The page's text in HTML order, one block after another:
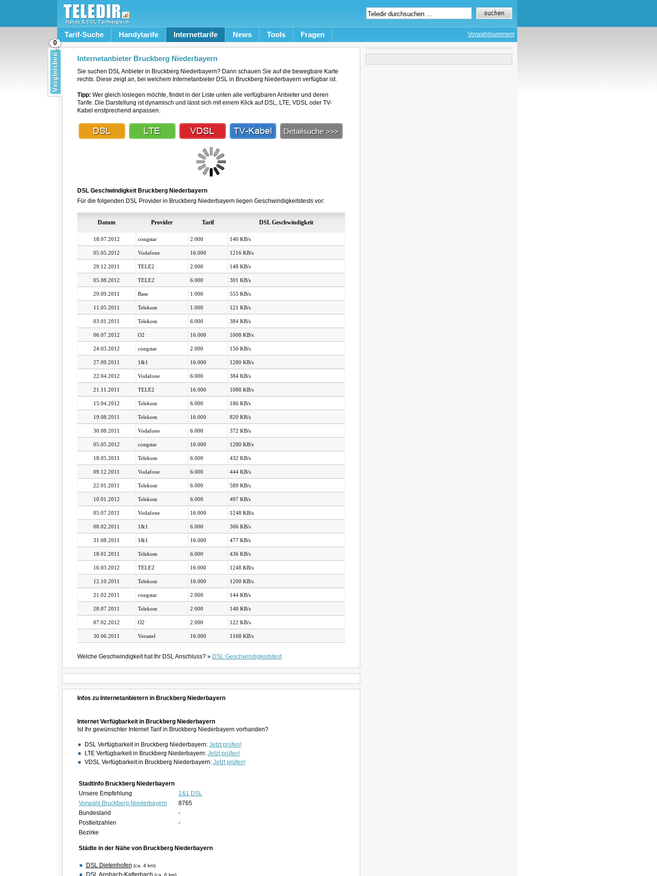
Tarif-Suche Handytarife Internettarife News Tools Fragen Vorwahlnummern
Internetanbieter Bruckberg Niederbayern
Sie suchen DSL Anbieter in Bruckberg Niederbayern? Dann schauen Sie auf die bewegbare Karte
rechts. Diese zeigt an, bei welchem Internetanbieter DSL in Bruckberg Niederbayern verfügbar ist.
Tipp: Wer gleich loslegen möchte, findet in der Liste unten alle verfügbaren Anbieter und deren
Tarife. Die Darstellung ist dynamisch und lässt sich mit einem Klick auf DSL, LTE, VDSL oder TV-
Kabel enstprechend anpassen.
DSL Geschwindigkeit Bruckberg Niederbayern
Für die folgenden DSL Provider in Bruckberg Niederbayern liegen Geschwindigkeitstests vor:
Datum Provider Tarif DSL Geschwindigkeit
18.07.2012 congstar 2.000 140 KB/s
05.05.2012 Vodafone 16.000 1216 KB/s
29.12.2011 TELE2 2.000 148 KB/s
05.08.2012 TELE2 6.000 301 KB/s
29.09.2011 Base 1.000 555 KB/s
11.05.2011 Telekom 1.000 121 KB/s
03.01.2011 Telekom 6.000 384 KB/s
06.07.2012 O2 16.000 1008 KB/s
24.03.2012 congstar 2.000 150 KB/s
27.09.2011 1&1 16.000 1280 KB/s
22.04.2012 Vodafone 6.000 384 KB/s
21.11.2011 TELE2 16.000 1088 KB/s
15.04.2012 Telekom 6.000 186 KB/s
19.08.2011 Telekom 16.000 820 KB/s
30.08.2011 Vodafone 6.000 372 KB/s
05.05.2012 congstar 16.000 1280 KB/s
18.05.2011 Telekom 6.000 432 KB/s
09.12.2011 Vodafone 6.000 444 KB/s
22.01.2011 Telekom 6.000 589 KB/s
10.01.2012 Telekom 6.000 497 KB/s
05.07.2011 Vodafone 16.000 1248 KB/s
08.02.2011 1&1 6.000 366 KB/s
31.08.2011 1&1 16.000 477 KB/s
18.01.2011 Telekom 6.000 436 KB/s
16.03.2012 TELE2 16.000 1248 KB/s
12.10.2011 Telekom 16.000 1200 KB/s
21.02.2011 congstar 2.000 144 KB/s
28.07.2011 Telekom 2.000 148 KB/s
07.02.2012 O2 2.000 122 KB/s
30.06.2011 Versatel 16.000 1168 KB/s
Welche Geschwindigkeit hat Ihr DSL Anschluss? » DSL Geschwindigkeitstest
Infos zu Internetanbietern in Bruckberg Niederbayern
Internet Verfügbarkeit in Bruckberg Niederbayern
Ist Ihr gewünschter Internet Tarif in Bruckberg Niederbayern vorhanden?
DSL Verfügbarkeit in Bruckberg Niederbayern: Jetzt prüfen!
LTE Verfügbarkeit in Bruckberg Niederbayern: Jetzt prüfen!
VDSL Verfügbarkeit in Bruckberg Niederbayern: Jetzt prüfen!
Stadtinfo Bruckberg Niederbayern
Unsere Empfehlung
1&1 DSL
Vorwahl Bruckberg Niederbayern
8765
Bundesland
-
Postleitzahlen
-
Bezirke
Städte in der Nähe von Bruckberg Niederbayern
DSL Dietenhofen (ca. 4 km)
DSL Ansbach-Katterbach (ca. 6 km)
0